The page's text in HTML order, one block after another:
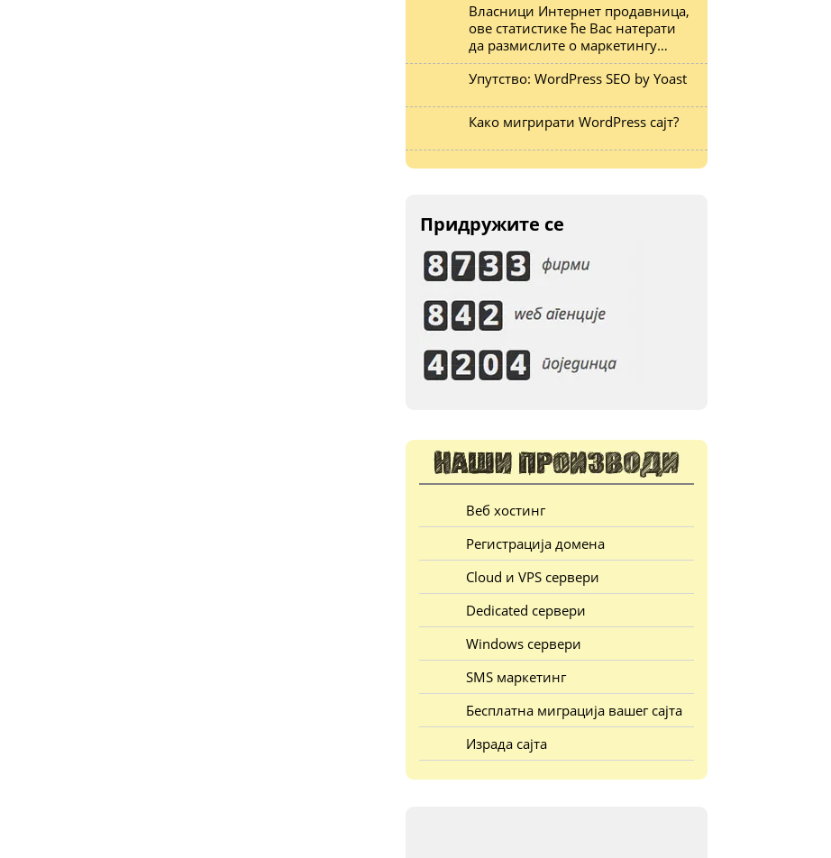
Власници Интернет продавница,
ове статистике ће Вас натерати
да размислите о маркетингу…
Упутство: WordPress SEO by Yoast
Како мигрирати WordPress сајт?
Придружите се
Веб хостинг
Регистрација домена
Cloud и VPS сервери
Dedicated сервери
Windows сервери
SMS маркетинг
Бесплатна миграција вашег сајта
Израда сајта